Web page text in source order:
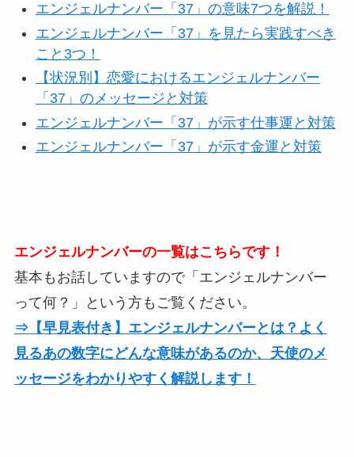
エンジェルナンバー「37」の意味7つを解説！
エンジェルナンバー「37」を見たら実践すべき
こと3つ！
【状況別】恋愛におけるエンジェルナンバー
「37」のメッセージと対策
エンジェルナンバー「37」が示す仕事運と対策
エンジェルナンバー「37」が示す金運と対策
エンジェルナンバーの一覧はこちらです！
基本もお話していますので「エンジェルナンバー
って何？」という方もご覧ください。
⇒【早見表付き】エンジェルナンバーとは？よく
見るあの数字にどんな意味があるのか、天使のメ
ッセージをわかりやすく解説します！